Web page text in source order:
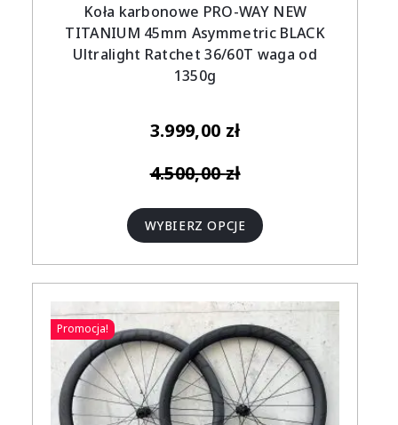
Koła karbonowe PRO-WAY NEW
TITANIUM 45mm Asymmetric BLACK
Ultralight Ratchet 36/60T waga od
1350g
3.999,00 zł
4.500,00zł
WYBIERZ OPCJE
Promocja!